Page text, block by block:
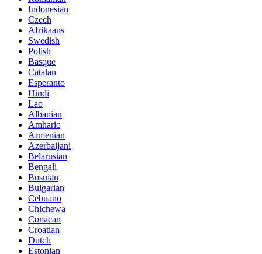
Indonesian
Czech
Afrikaans
Swedish
Polish
Basque
Catalan
Esperanto
Hindi
Lao
Albanian
Amharic
Armenian
Azerbaijani
Belarusian
Bengali
Bosnian
Bulgarian
Cebuano
Chichewa
Corsican
Croatian
Dutch
Estonian